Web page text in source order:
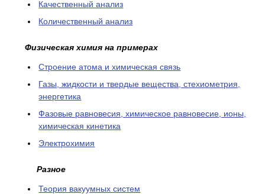
Качественный анализ
Количественный анализ
Физическая химия на примерах
Cтроение атома и химическая связь
Газы, жидкости и твердые вещества, стехиометрия,
энергетика
Фазовые равновесия, химическое равновесие, ионы,
химическая кинетика
Электрохимия
Разное
Теория вакуумных систем